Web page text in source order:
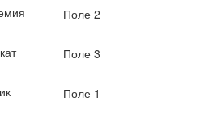
Поле 2
Поле 3
Поле 1